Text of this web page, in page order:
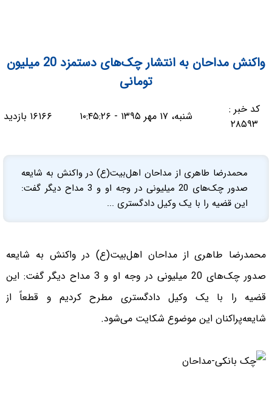
واکنش مداحان به انتشار چک‌های دستمزد 20 میلیون
تومانی
کد خبر :
۲۸۵۹۳
شنبه، ۱۷ مهر ۱۳۹۵ - ۱۰:۴۵:۲۶ ۱۶۱۶۶ بازدید
محمدرضا طاهری از مداحان اهل‌بیت(ع) در واکنش به شایعه
صدور چک‌های 20 میلیونی در وجه او و 3 مداح دیگر گفت:
این قضیه را با یک وکیل دادگسترى ...
محمدرضا طاهری از مداحان اهل‌بیت(ع) در واکنش به شایعه
صدور چک‌های 20 میلیونی در وجه او و 3 مداح دیگر گفت: این
قضیه را با یک وکیل دادگسترى مطرح کردیم و قطعاً از
شایعه‌پراکنان این موضوع شکایت می‌شود.